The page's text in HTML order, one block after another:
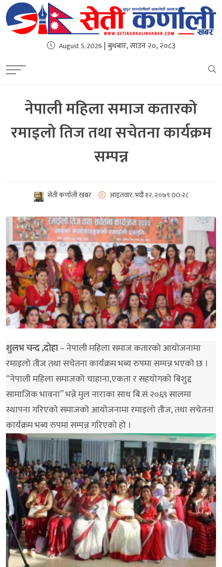
August 5, 2026 | बुधबार, साउन २०, २०८३
नेपाली महिला समाज कतारको
रमाइलो तिज तथा सचेतना कार्यक्रम
सम्पन्न
सेती कर्णाली खबर आइतवार, भदौ १२, २०७९00:२८
शुलभ चन्द ,दोहा– नेपाली महिला समाज कतारको आयोजनामा
रमाइलो तीज तथा सचेतना कार्यक्रम भब्य रुपमा सम्पन्न भएको छ ।
“नेपाली महिला समाजको चाहाना,एकता र सहयोगको बिशुद्द
सामाजिक भावना” भन्ने मुल नाराका साथ बि.सं २०६९ सालमा
स्थापना गरिएको समाजको आयोजनामा रमाइलो तीज, तथा सचेतना
कार्यक्रम भब्य रुपमा सम्पन्न गरिएको हो ।